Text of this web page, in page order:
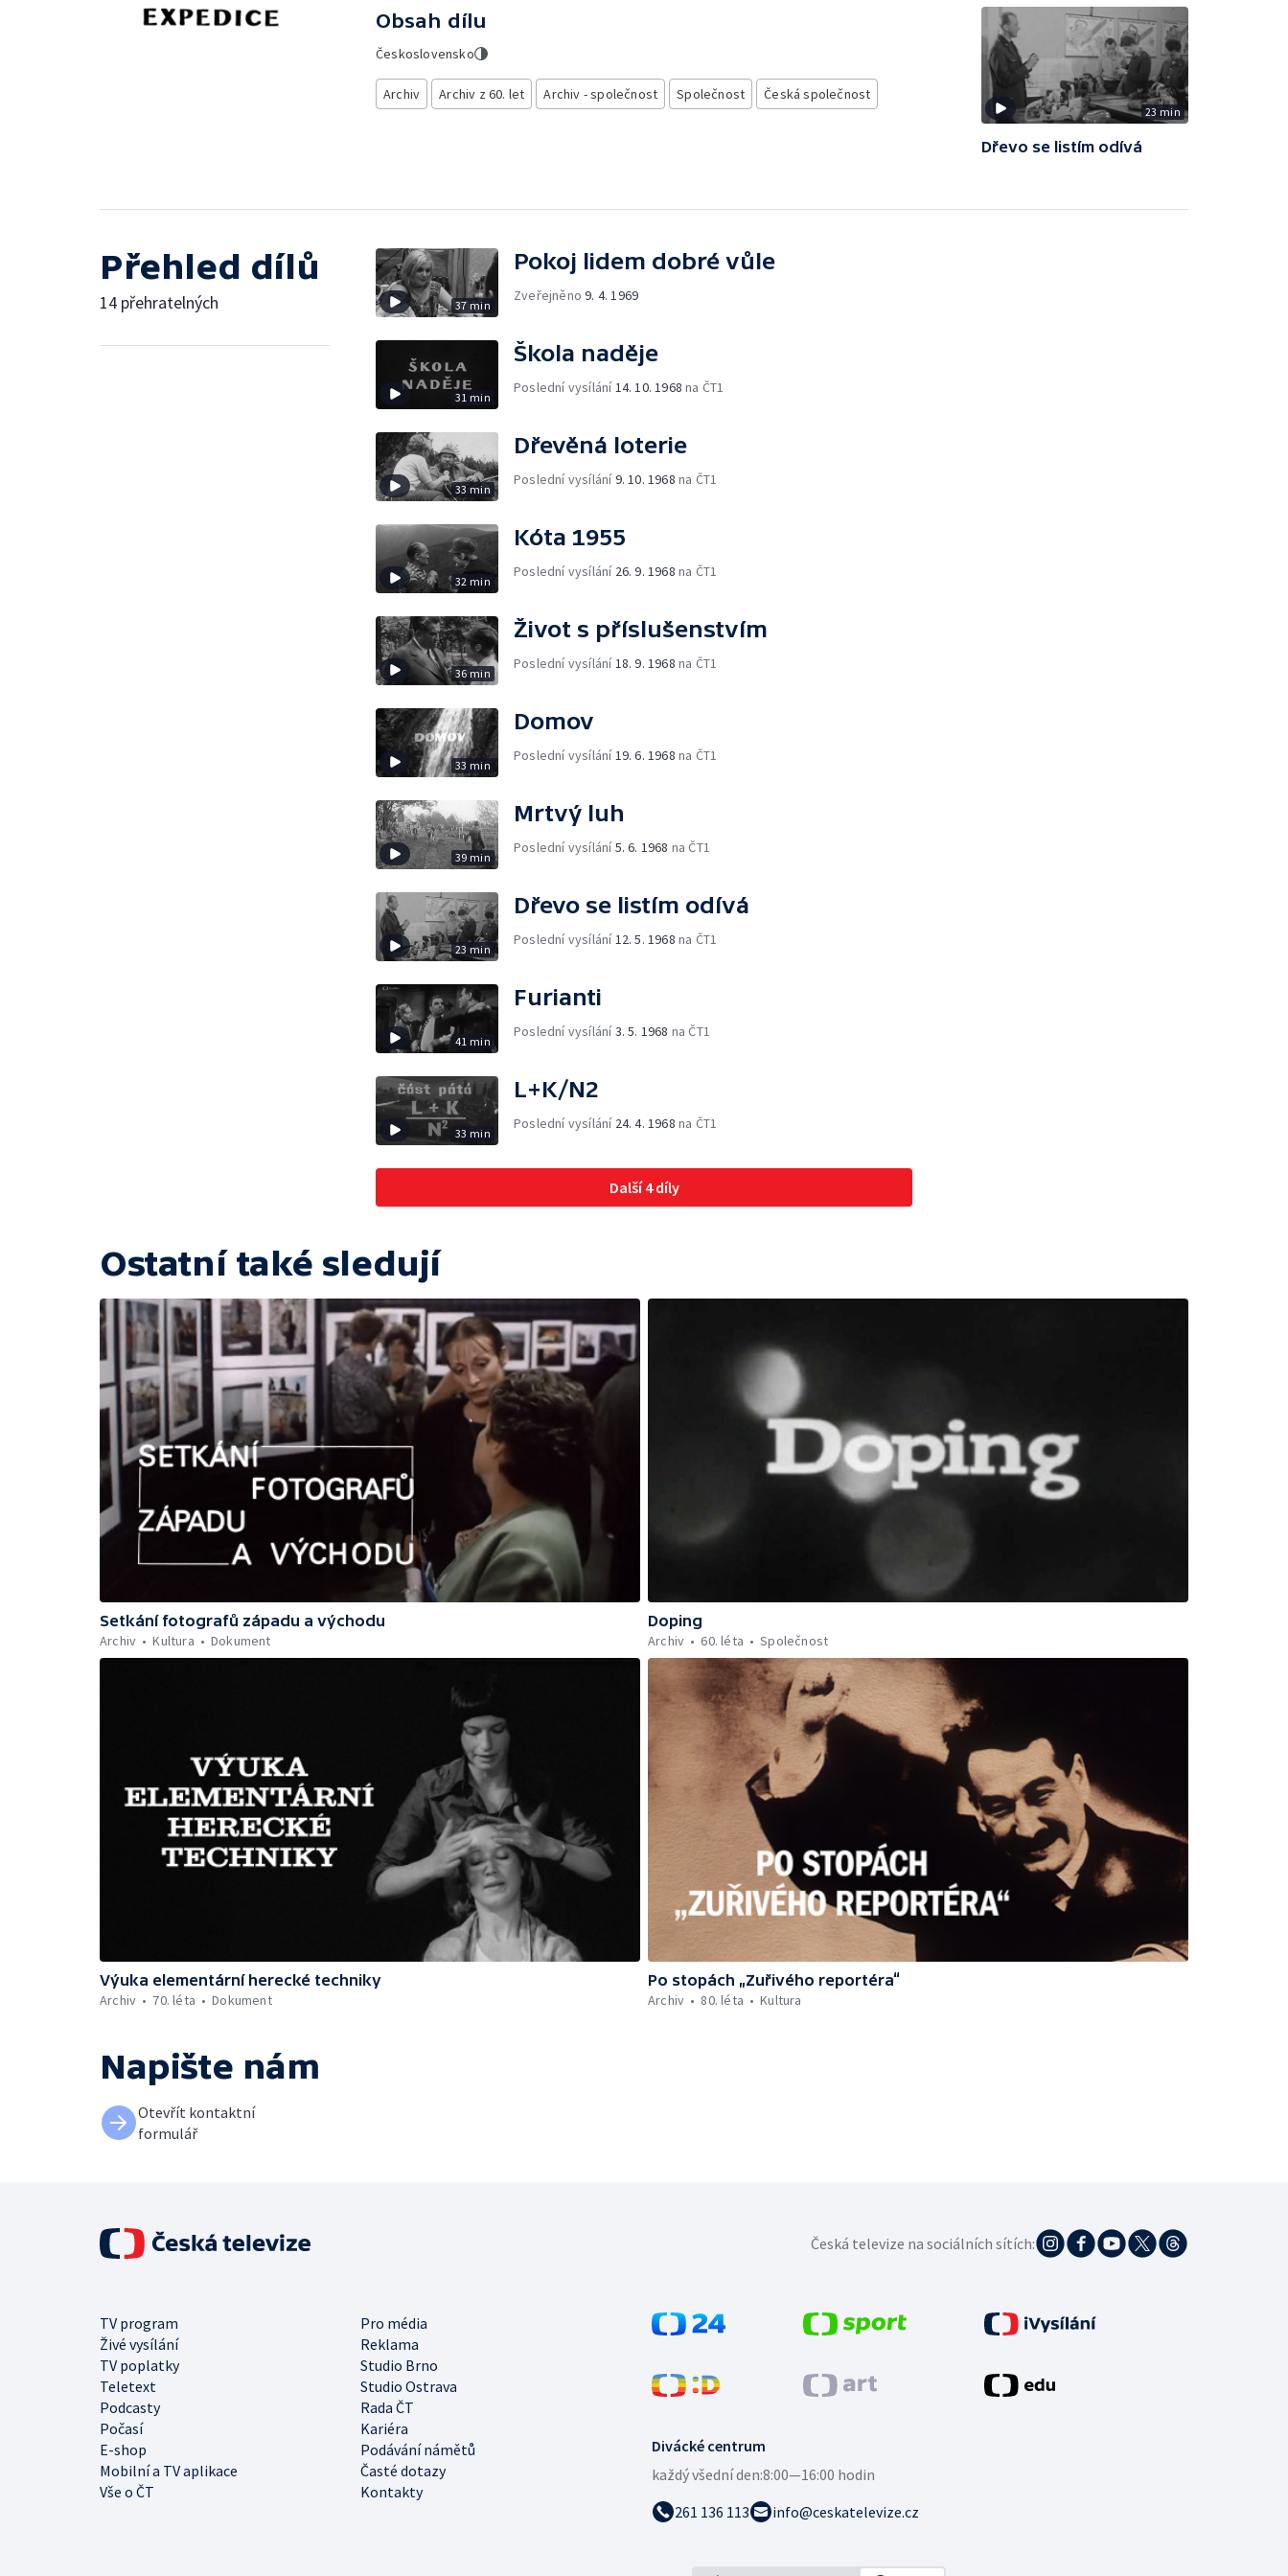
Obsah dílu
Československo
Archiv Archiv z 60. let Archiv - společnost Společnost Česká společnost
23 min
Dřevo se listím odívá
Přehled dílů
14 přehratelných 37 min
Pokoj lidem dobré vůle
Zveřejněno9. 4. 1969
31 min
Škola naděje
Poslední vysílání 14. 10. 1968 na ČT1
33 min
Dřevěná loterie
Poslední vysílání9. 10. 1968 na ČT1
32 min
Kóta 1955
Poslední vysílání 26. 9. 1968 na ČT1
36 min
Život s příslušenstvím
Poslední vysílání 18. 9. 1968 na ČT1
33 min
Domov
Poslední vysílání 19. 6. 1968 na ČT1
39 min
Mrtvý luh
Poslední vysílání5. 6. 1968 na ČT1
23 min
Dřevo se listím odívá
Poslední vysílání 12. 5. 1968 na ČT1
41 min
Furianti
Poslední vysílání3. 5. 1968 na ČT1
33 min
L+K/N2
Poslední vysílání 24. 4. 1968 na ČT1
Další 4 díly
Ostatní také sledují
Setkání fotografů západu a východu
Archiv
Kultura Dokument
Doping
Archiv
60. léta Společnost
Výuka elementární herecké techniky
Archiv
70. léta Dokument
Po stopách „Zuřivého reportéra“
Archiv
80. léta Kultura
Napište nám
Otevřít kontaktní
formulář
Divácké centrum
každý všední den:8:00—16:00 hodin
261 136 113
info@ceskatelevize.cz
TV program
Pro média
Živé vysílání
Reklama
TV poplatky
Studio Brno
Teletext
Studio Ostrava
Podcasty
Rada ČT
Počasí
Kariéra
E-shop
Podávání námětů
Mobilní a TV aplikace
Časté dotazy
Vše o ČT
Kontakty
Česká televize na sociálních sítích: